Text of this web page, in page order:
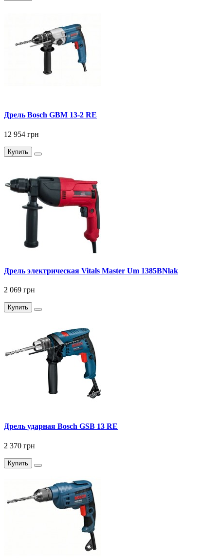
Дрель Bosch GBM 13-2 RE
12 954 грн
Купить
Дрель электрическая Vitals Master Um 1385BNlak
2 069 грн
Купить
Дрель ударная Bosch GSB 13 RE
2 370 грн
Купить